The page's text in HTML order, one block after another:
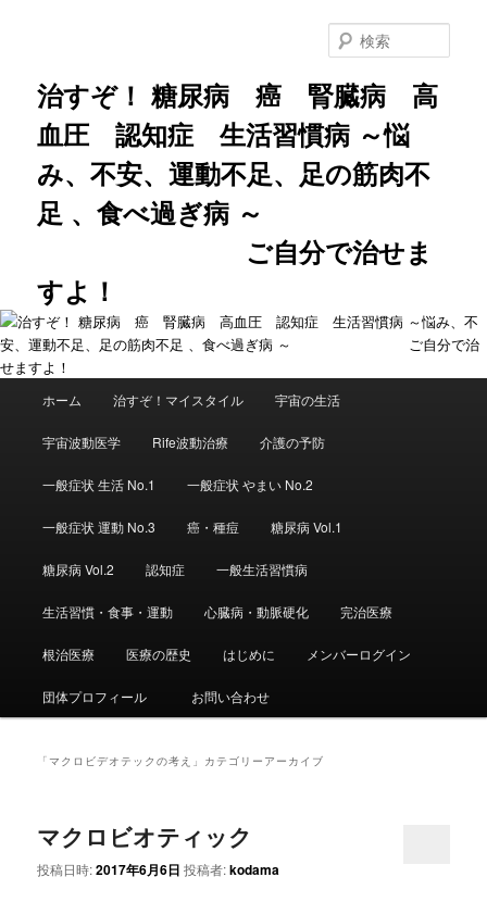
治すぞ！ 糖尿病 癌 腎臓病 高
血圧 認知症 生活習慣病 ～悩
み、不安、運動不足、足の筋肉不
足 、食べ過ぎ病 ～
ご自分で治せま
すよ！
索
ホーム 治すぞ！マイスタイル 宇宙の生活
宇宙波動医学 Rife波動治療 介護の予防
一般症状 生活 No.1 一般症状 やまい No.2
一般症状 運動 No.3 癌・種痘 糖尿病 Vol.1
糖尿病 Vol.2 認知症 一般生活習慣病
生活習慣・食事・運動 心臓病・動脈硬化 完治医療
根治医療 医療の歴史 はじめに メンバーログイン
団体プロフィール お問い合わせ
「マクロビデオテックの考え 」カテゴリーアーカイブ
マクロビオティック
投稿日時:2017年6月6日 投稿者:kodama